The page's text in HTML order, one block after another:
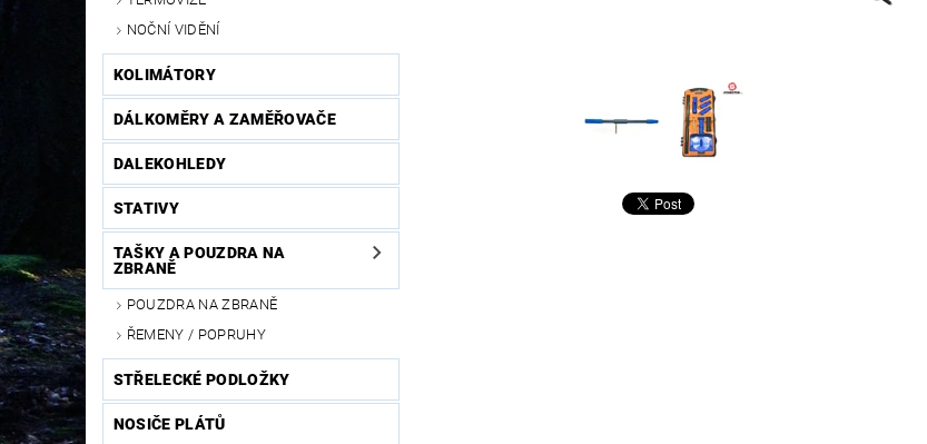
NOČNÍ VIDĚNÍ
KOLIMÁTORY
DÁLKOMĚRY A ZAMĚŘOVAČE
DALEKOHLEDY
STATIVY
TAŠKY A POUZDRA NA
ZBRANĚ
POUZDRA NA ZBRANĚ
ŘEMENY / POPRUHY
STŘELECKÉ PODLOŽKY
NOSIČE PLÁTŮ